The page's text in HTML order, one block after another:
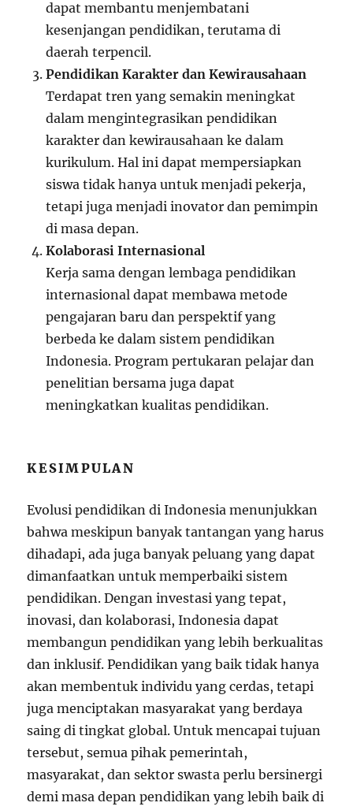
dapat membantu menjembatani
kesenjangan pendidikan, terutama di
daerah terpencil.
Pendidikan Karakter dan Kewirausahaan
Terdapat tren yang semakin meningkat
dalam mengintegrasikan pendidikan
karakter dan kewirausahaan ke dalam
kurikulum. Hal ini dapat mempersiapkan
siswa tidak hanya untuk menjadi pekerja,
tetapi juga menjadi inovator dan pemimpin
di masa depan.
Kolaborasi Internasional
Kerja sama dengan lembaga pendidikan
internasional dapat membawa metode
pengajaran baru dan perspektif yang
berbeda ke dalam sistem pendidikan
Indonesia. Program pertukaran pelajar dan
penelitian bersama juga dapat
meningkatkan kualitas pendidikan.
KESIMPULAN
Evolusi pendidikan di Indonesia menunjukkan
bahwa meskipun banyak tantangan yang harus
dihadapi, ada juga banyak peluang yang dapat
dimanfaatkan untuk memperbaiki sistem
pendidikan. Dengan investasi yang tepat,
inovasi, dan kolaborasi, Indonesia dapat
membangun pendidikan yang lebih berkualitas
dan inklusif. Pendidikan yang baik tidak hanya
akan membentuk individu yang cerdas, tetapi
juga menciptakan masyarakat yang berdaya
saing di tingkat global. Untuk mencapai tujuan
tersebut, semua pihak pemerintah,
masyarakat, dan sektor swasta perlu bersinergi
demi masa depan pendidikan yang lebih baik di